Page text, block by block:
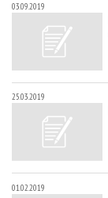
03.09.2019
25.03.2019
01.02.2019